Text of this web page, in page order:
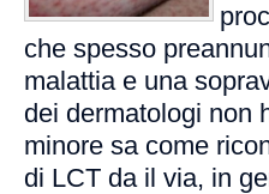
che spesso
malattia e una
dei dermatologi non
minore sa come
di LCT da il via, in